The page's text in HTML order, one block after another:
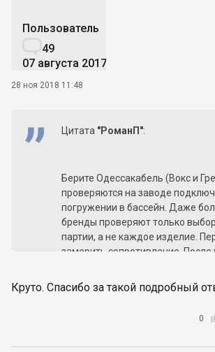
Пользователь
49
07 августа 2017
28 ноя 2018 11:48
Цитата "РоманП":
Берите Одессакабель (Вокс и
проверяются на заводе
погружении в бассейн. Даже
бренды проверяют только
партии, а не каждое изделие.
замерить сопротивление. После
кабелем замуровать
трещин, в раствор добавить
немножко. Подключить через
ближайшие 20-25 лет можно не
Круто. Спасибо за такой подробный
0